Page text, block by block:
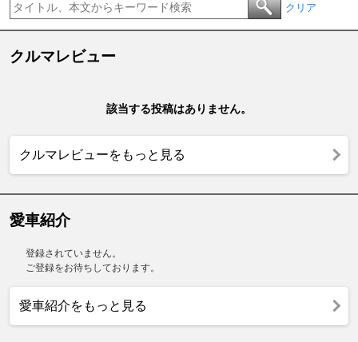
クリア
クルマレビュー
該当する投稿はありません。
クルマレビューをもっと見る
愛車紹介
登録されていません。
ご登録をお待ちしております。
愛車紹介をもっと見る